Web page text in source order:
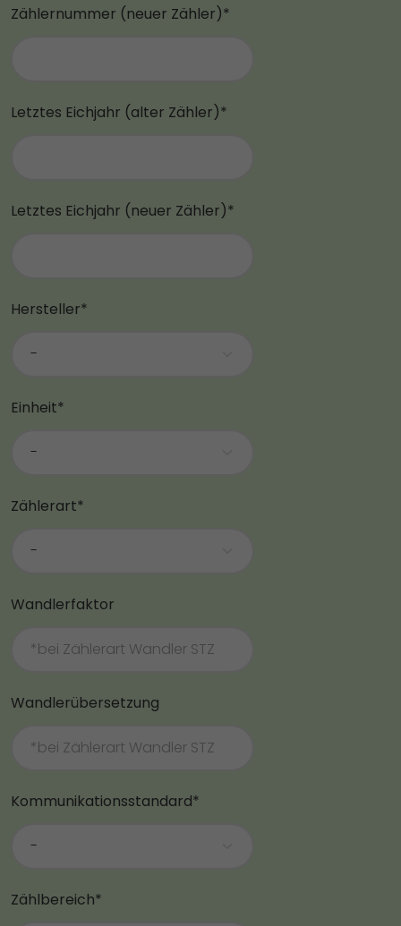
Zählernummer (neuer Zähler)*
Letztes Eichjahr (alter Zähler)*
Letztes Eichjahr (neuer Zähler)*
Hersteller*
Einheit*
Zählerart*
Wandlerfaktor
Wandlerübersetzung
Kommunikationsstandard*
Zählbereich*